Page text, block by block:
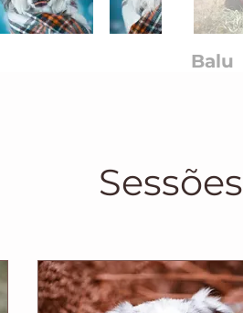
Balu
Sessões